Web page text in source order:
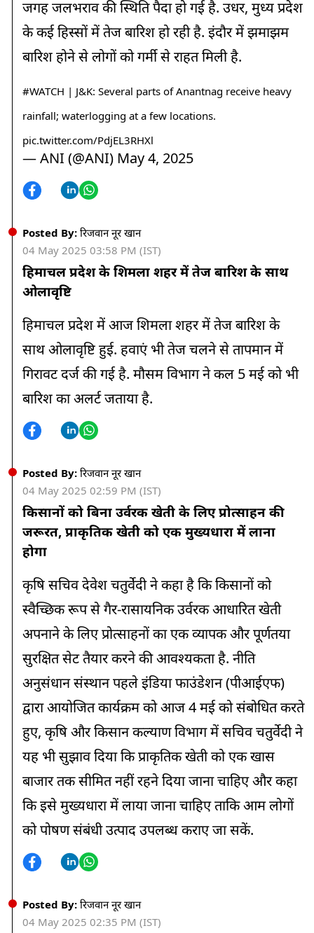
जगह जलभराव की स्थिति पैदा हो गई है. उधर, मुध्य प्रदेश
के कई हिस्सों में तेज बारिश हो रही है. इंदौर में झमाझम
बारिश होने से लोगों को गर्मी से राहत मिली है.
#WATCH | J&K: Several parts of Anantnag receive heavy
rainfall; waterlogging at a few locations.
pic.twitter.com/PdjEL3RHXl
— ANI (@ANI) May 4, 2025
Posted By: रिजवान नूर खान
04 May 2025 03:58 PM (IST)
हिमाचल प्रदेश के शिमला शहर में तेज बारिश के साथ
ओलावृष्टि
हिमाचल प्रदेश में आज शिमला शहर में तेज बारिश के
साथ ओलावृष्टि हुई. हवाएं भी तेज चलने से तापमान में
गिरावट दर्ज की गई है. मौसम विभाग ने कल 5 मई को भी
बारिश का अलर्ट जताया है.
Posted By: रिजवान नूर खान
04 May 2025 02:59 PM (IST)
किसानों को बिना उर्वरक खेती के लिए प्रोत्साहन की
जरूरत, प्राकृतिक खेती को एक मुख्यधारा में लाना
होगा
कृषि सचिव देवेश चतुर्वेदी ने कहा है कि किसानों को
स्वैच्छिक रूप से गैर-रासायनिक उर्वरक आधारित खेती
अपनाने के लिए प्रोत्साहनों का एक व्यापक और पूर्णतया
सुरक्षित सेट तैयार करने की आवश्यकता है. नीति
अनुसंधान संस्थान पहले इंडिया फाउंडेशन (पीआईएफ)
द्वारा आयोजित कार्यक्रम को आज 4 मई को संबोधित करते
हुए, कृषि और किसान कल्याण विभाग में सचिव चतुर्वेदी ने
यह भी सुझाव दिया कि प्राकृतिक खेती को एक खास
बाजार तक सीमित नहीं रहने दिया जाना चाहिए और कहा
कि इसे मुख्यधारा में लाया जाना चाहिए ताकि आम लोगों
को पोषण संबंधी उत्पाद उपलब्ध कराए जा सकें.
Posted By: रिजवान नूर खान
04 May 2025 02:35 PM (IST)